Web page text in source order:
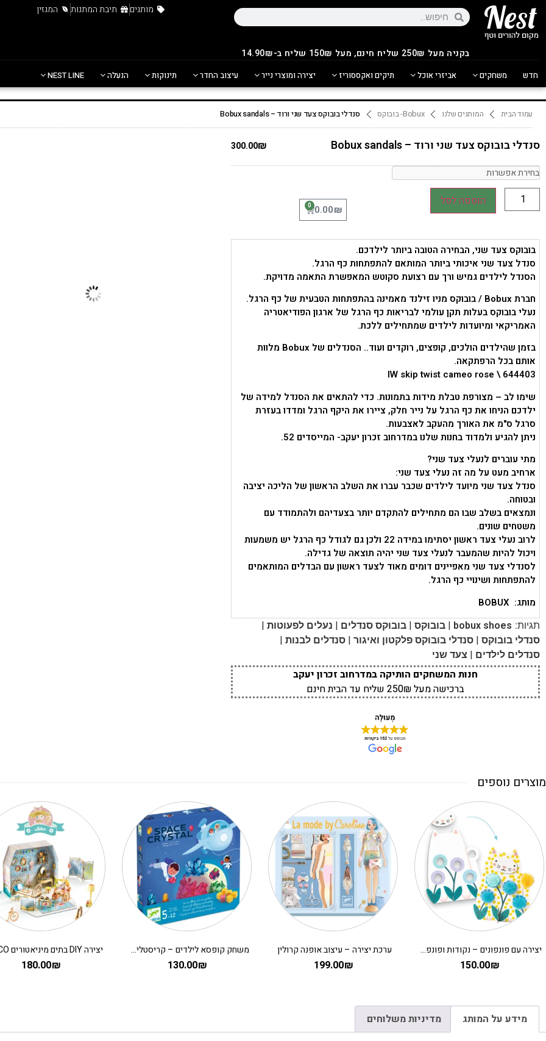
בקניה מעל 250 ₪ שליח חינם, מעל 150₪ שליח ב-14.90₪
מותגים תיבת המתנות המגזין
חדש משחקים אביזרי אוכל תיקים ואקססוריז יצירה ומוצרי נייר עיצוב החדר תינוקות הנעלה NEST LINE
עמוד הבית המותגים שלנו Bobux- בובוקס סנדלי בובוקס צעד שני ורוד – Bobux sandals
סנדלי בובוקס צעד שני ורוד – Bobux sandals 300.00₪
הוספה לסל
0.00₪
0
בובוקס צעד שני, הבחירה הטובה ביותר לילדכם.
סנדל צעד שני איכותי ביותר המותאם להתפתחות כף הרגל.
הסנדל לילדים גמיש ורך עם רצועת סקוטש המאפשרת התאמה מדויקת.
חברת Bobux / בובוקס מניו זילנד מאמינה בהתפתחות הטבעית של כף הרגל.
נעלי בובוקס בעלות תקן עולמי לבריאות כף הרגל של ארגון הפודיאטריה
האמריקאי ומיועדות לילדים שמתחילים ללכת.
בזמן שהילדים הולכים, קופצים, רוקדים ועוד.. הסנדלים של Bobux מלוות
אותם בכל הרפתקאה.
IW skip twist cameo rose \ 644403
שימו לב – מצורפת טבלת מידות בתמונות. כדי להתאים את הסנדל למידה של
ילדכם הניחו את כף הרגל על נייר חלק, ציירו את היקף הרגל ומדדו בעזרת
סרגל ס"מ את האורך מהעקב לאצבעות.
ניתן להגיע ולמדוד בחנות שלנו במדרחוב זכרון יעקב- המייסדים 52.
מתי עוברים לנעלי צעד שני?
ארחיב מעט על מה זה נעלי צעד שני:
סנדל צעד שני מיועד לילדים שכבר עברו את השלב הראשון של הליכה יציבה
ובטוחה.
ונמצאים בשלב שבו הם מתחילים להתקדם יותר בצעדיהם ולהתמודד עם
משטחים שונים.
לרוב נעלי צעד ראשון יסתימו במידה 22 ולכן גם לגודל כף הרגל יש משמעות
ויכול להיות שהמעבר לנעלי צעד שני יהיה תוצאה של גדילה.
לסנדלי צעד שני מאפיינים דומים מאוד לצעד ראשון עם הבדלים המותאמים
להתפתחות ושינויי כף הרגל.
מותג: BOBUX
תגיות: bobux shoes
| בובוקס | בובוקס סנדלים | נעלים לפעוטות |
סנדלי בובוקס | סנדלי בובוקס פלקטון ואיגור | סנדלים לבנות |
סנדלים לילדים | צעד שני
חנות המשחקים הותיקה במדרחוב זכרון יעקב
ברכישה מעל 250₪ שליח עד הבית חינם
מוצרים נוספים
יצירה עם פונפונים – נקודות ופונפונים בדשא DJECO
150.00₪
ערכת יצירה – עיצוב אופנה קרולין
199.00₪
משחק קופסא לילדים – קריסטלים בחלל
130.00₪
180.00₪
מידע על המותג מדיניות משלוחים